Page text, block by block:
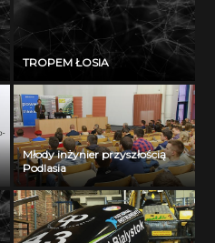
TROPEM ŁOSIA
Młody inżynier przyszłością
Podlasia